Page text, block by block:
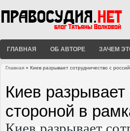
ГЛАВНАЯ ОБ АВТОРЕ ЗАЧЕМ
Главная » Киев разрывает сотрудничество с
Киев разрывает
стороной в